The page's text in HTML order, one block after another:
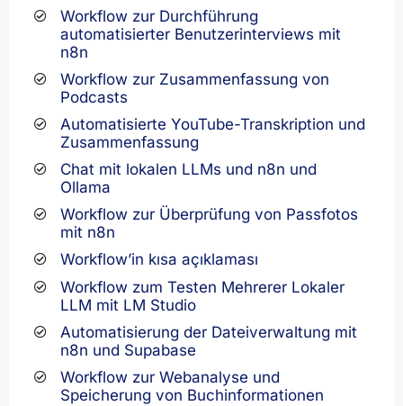
Workflow zur Durchführung
automatisierter Benutzerinterviews mit
n8n
Workflow zur Zusammenfassung von
Podcasts
Automatisierte YouTube-Transkription und
Zusammenfassung
Chat mit lokalen LLMs und n8n und
Ollama
Workflow zur Überprüfung von Passfotos
mit n8n
Workflow’in kısa açıklaması
Workflow zum Testen Mehrerer Lokaler
LLM mit LM Studio
Automatisierung der Dateiverwaltung mit
n8n und Supabase
Workflow zur Webanalyse und
Speicherung von Buchinformationen